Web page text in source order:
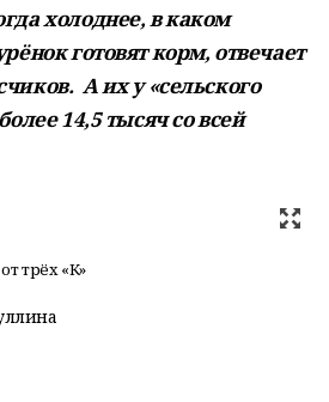
холоднее, в каком
готовят корм, отвечает
А их у «сельского
14,5 тысяч со всей
трёх «К»